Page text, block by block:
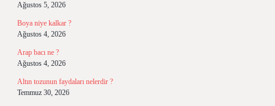
Ağustos 5, 2026
Boya niye kalkar ?
Ağustos 4, 2026
Arap bacı ne ?
Ağustos 4, 2026
Altın tozunun faydaları nelerdir ?
Temmuz 30, 2026